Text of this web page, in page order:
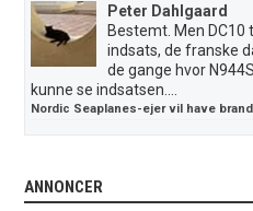
Peter Dahlgaard
Bestemt. Men DC10
indsats, de franske
de gange hvor
kunne se indsatsen....
Nordic Seaplanes-ejer vil have
ANNONCER